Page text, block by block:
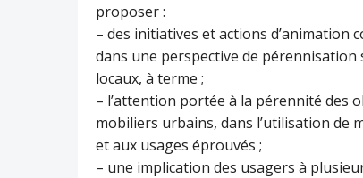
proposer :
– des initiatives et actions d’animation
dans une perspective de
locaux, à terme ;
– l’attention portée à la pérennité des
mobiliers urbains, dans l’utilisation de
et aux usages éprouvés ;
– une implication des usagers à